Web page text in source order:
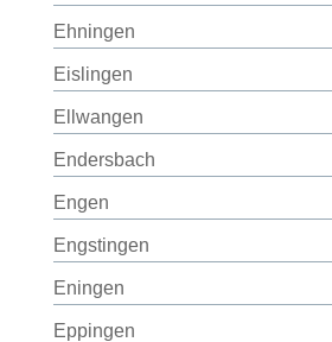
Ehningen
Eislingen
Ellwangen
Endersbach
Engen
Engstingen
Eningen
Eppingen